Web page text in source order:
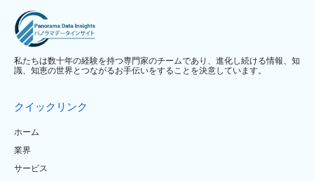
私たちは数十年の経験を持つ専門家のチームであり、進化し続ける情報、知
識、知恵の世界とつながるお手伝いをすることを決意しています。
クイックリンク
ホーム
業界
サービス